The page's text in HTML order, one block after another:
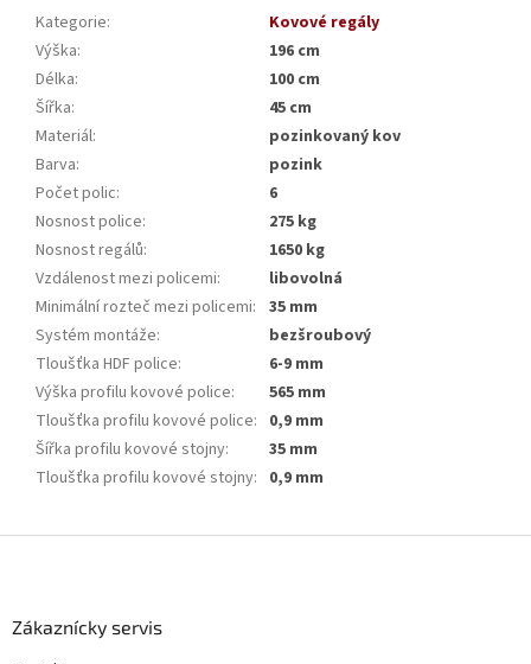
Kategorie:
Kovové regály
Výška:
196 cm
Délka:
100 cm
Šířka:
45 cm
Materiál:
pozinkovaný kov
Barva:
pozink
Počet polic:
6
Nosnost police:
275 kg
Nosnost regálů:
1650 kg
Vzdálenost mezi policemi:
libovolná
Minimální rozteč mezi policemi: 35 mm
Systém montáže:
bezšroubový
Tloušťka HDF police:
6-9 mm
Výška profilu kovové police:
565 mm
Tloušťka profilu kovové police: 0,9 mm
Šířka profilu kovové stojny:
35 mm
Tloušťka profilu kovové stojny: 0,9 mm
Zákaznícky servis